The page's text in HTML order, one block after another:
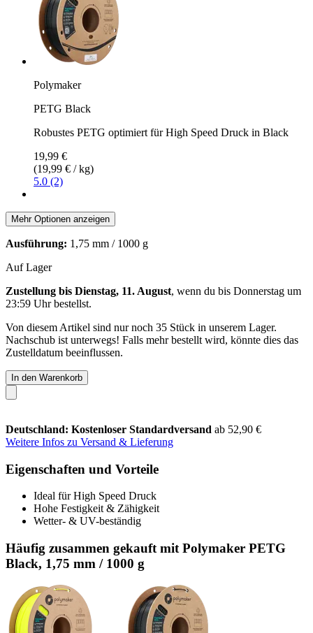
Polymaker
PETG Black
Robustes PETG optimiert für High Speed Druck in Black
19,99 €
(19,99 € / kg)
5.0 (2)
Mehr Optionen anzeigen
Ausführung: 1,75 mm / 1000 g
Auf Lager
Zustellung bis Dienstag, 11. August, wenn du bis Donnerstag um
23:59 Uhrbestellst.
Von diesem Artikel sind nur noch 35 Stück in unserem Lager.
Nachschub ist unterwegs! Falls mehr bestellt wird, könnte dies das
Zustelldatum beeinflussen.
In den Warenkorb
Deutschland: Kostenloser Standardversand ab 52,90 €
Weitere Infos zu Versand & Lieferung
Eigenschaften und Vorteile
Ideal für High Speed Druck
Hohe Festigkeit & Zähigkeit
Wetter- & UV-beständig
Häufig zusammen gekauft mit Polymaker PETG
Black, 1,75 mm / 1000 g